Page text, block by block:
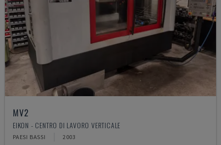
MV2
EIKON - CENTRO DI LAVORO VERTICALE
PAESI BASSI 2003